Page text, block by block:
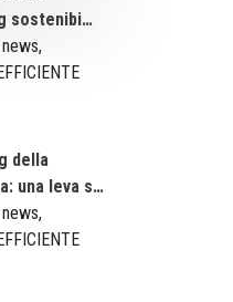
sostenibi…
della
una leva s…